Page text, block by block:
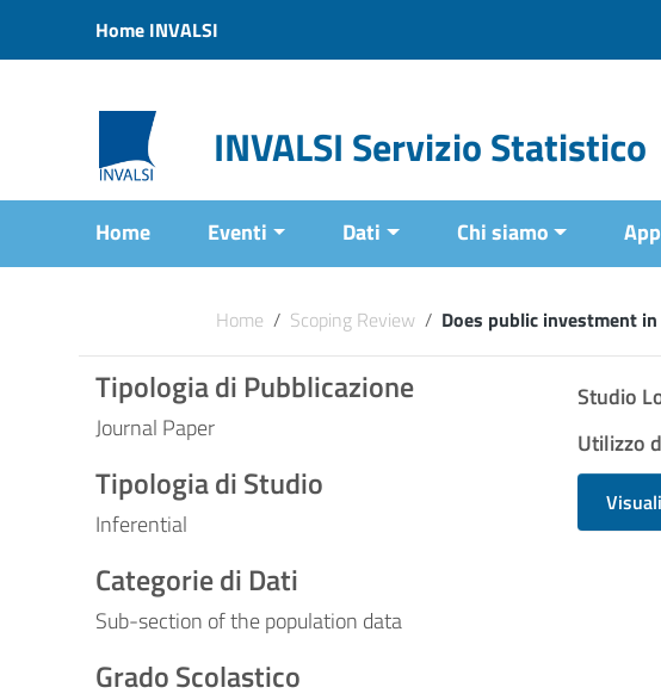
Vai al menu di navigazione
Home INVALSI
INVALSI Servizio Statistico
Home Eventi Dati Chi siamo
Home / Scoping Review / Does public investment
Tipologia di Pubblicazione
Journal Paper
Tipologia di Studio
Inferential
Categorie di Dati
Sub-section of the population data
Grado Scolastico
Studio
Utilizzo